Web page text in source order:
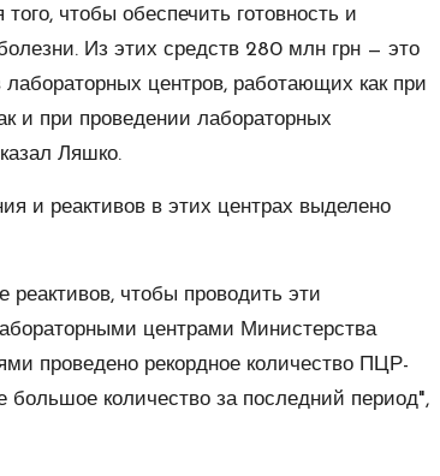
чтобы обеспечить готовность и
Из этих средств 280 млн грн — это
лабораторных центров, работающих как при
и при проведении лабораторных
Ляшко.
и реактивов в этих центрах выделено
реактивов, чтобы проводить эти
центрами Министерства
проведено рекордное количество ПЦР-
большое количество за последний период",